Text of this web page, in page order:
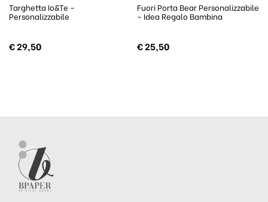
Targhetta Io&Te –
Personalizzabile
€29,50
Fuori Porta Bear Personalizzabile
– Idea Regalo Bambina
€25,50